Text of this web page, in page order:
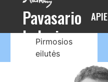
Pavasario
balsai
APIE
Pirmosios
eilutės